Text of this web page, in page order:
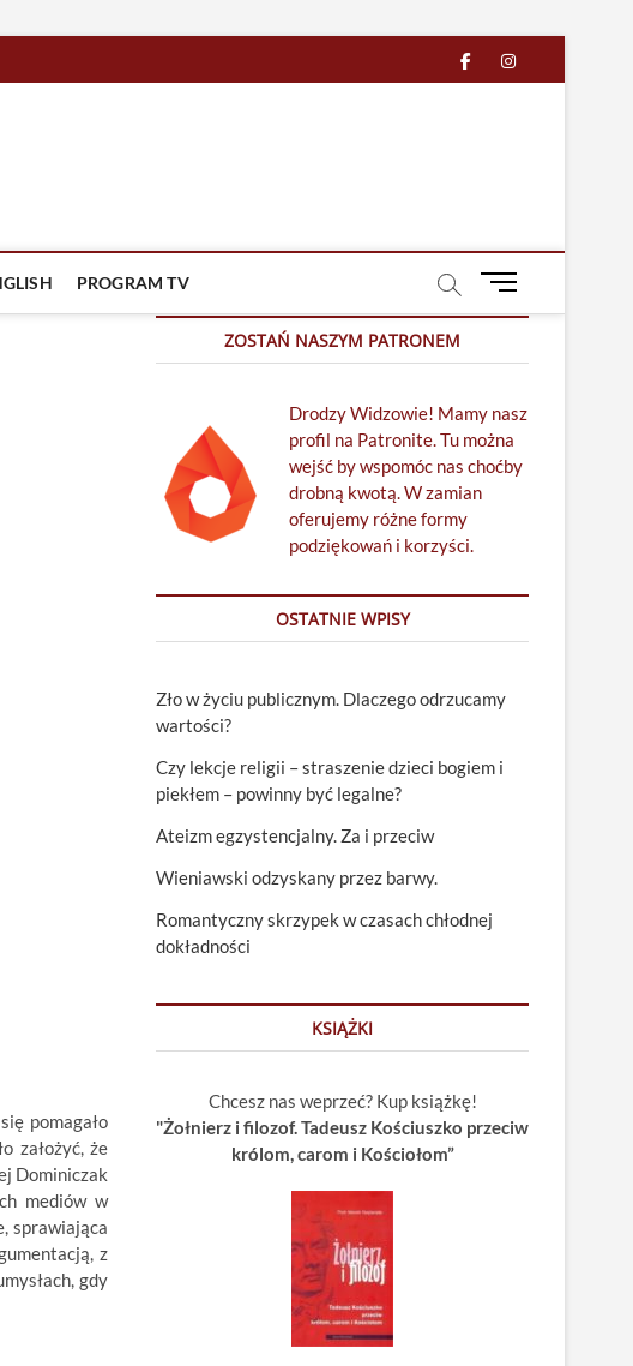
facebook
in
PROGRAM TV
M
u
u
t
t
pomagało
założyć, że
Dominiczak
mediów w
sprawiająca
z
gdy
ZOSTAŃ NASZYM PATRONEM
Drodzy Widzowie! Mamy nasz
profil na Patronite. Tu można
wejść by wspomóc nas choćby
drobną kwotą. W zamian
oferujemy różne formy
podziękowań i korzyści.
OSTATNIE WPISY
Zło w życiu publicznym. Dlaczego odrzucamy
wartości?
Czy lekcje religii – straszenie dzieci bogiem i
piekłem – powinny być legalne?
Ateizm egzystencjalny. Za i przeciw
Wieniawski odzyskany przez barwy.
Romantyczny skrzypek w czasach chłodnej
dokładności
KSIĄŻKI
Chcesz nas weprzeć? Kup książkę!
"Żołnierz i filozof. Tadeusz Kościuszko przeciw
królom, carom i Kościołom”